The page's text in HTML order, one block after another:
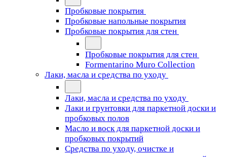
Пробковые покрытия
Пробковые напольные покрытия
Пробковые покрытия для стен
Пробковые покрытия для стен
Formentarino Muro Collection
Лаки, масла и средства по уходу
Лаки, масла и средства по уходу
Лаки и грунтовки для паркетной доски и
пробковых полов
Масло и воск для паркетной доски и
пробковых покрытий
Средства по уходу, очистке и